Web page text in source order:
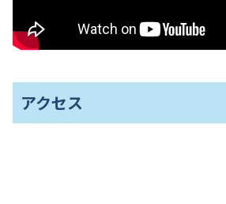
アクセス